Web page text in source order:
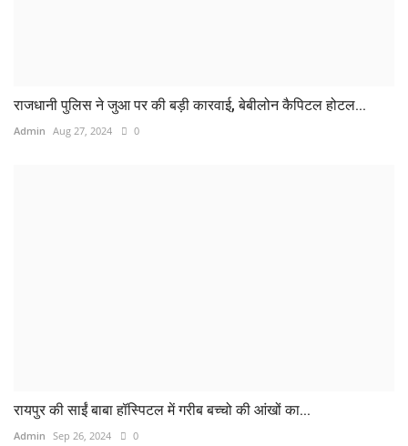
राजधानी पुलिस ने जुआ पर की बड़ी कारवाई, बेबीलोन कैपिटल होटल...
Admin Aug 27, 2024 0
रायपुर की साईं बाबा हॉस्पिटल में गरीब बच्चो की आंखों का...
Admin Sep 26, 2024 0